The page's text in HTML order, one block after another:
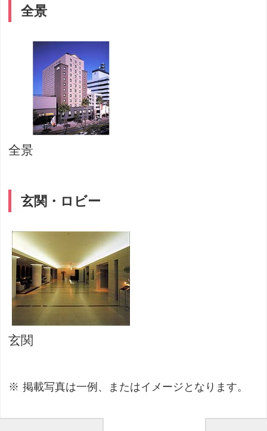
全景
全景
玄関・ロビー
玄関
掲載写真は一例、またはイメージとなります。